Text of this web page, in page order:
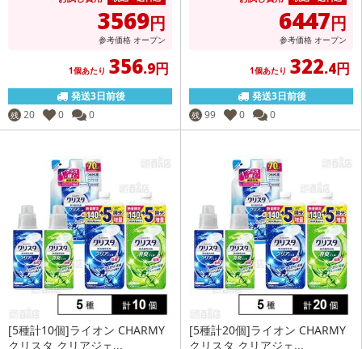
3569円
参考価格 オープン
1個あたり 356.9円
発送3日前後
残 20 0 0
6447円
参考価格 オープン
1個あたり 322.4円
発送3日前後
残 99 0 0
[5種計10個]ライオン CHARMY
クリスタ クリアジェ...
[5種計20個]ライオン CHARMY
クリスタ クリアジェ...